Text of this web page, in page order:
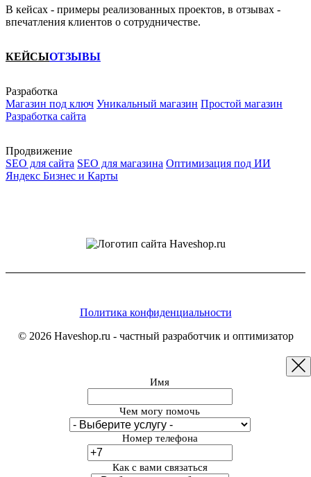
В кейсах - примеры реализованных проектов, в отзывах -
впечатления клиентов о сотрудничестве.
КЕЙСЫОТЗЫВЫ
Разработка
Магазин под ключ Уникальный магазин Простой магазин
Разработка сайта
Продвижение
SEO для сайта SEO для магазина Оптимизация под ИИ
Яндекс Бизнес и Карты
© 2026 Haveshop.ru - частный разработчик и оптимизатор
Политика конфиденциальности
Имя
Чем могу помочь
Номер телефона
Как с вами связаться